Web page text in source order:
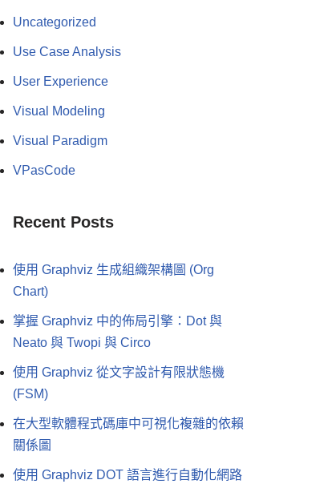
Uncategorized
Use Case Analysis
User Experience
Visual Modeling
Visual Paradigm
VPasCode
Recent Posts
使用 Graphviz 生成組織架構圖 (Org
Chart)
掌握 Graphviz 中的佈局引擎：Dot 與
Neato 與 Twopi 與 Circo
使用 Graphviz 從文字設計有限狀態機
(FSM)
在大型軟體程式碼庫中可視化複雜的依賴
關係圖
使用 Graphviz DOT 語言進行自動化網路